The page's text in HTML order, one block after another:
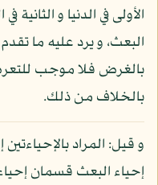
الأولى في الدنيا و الثانية
البعث، و يرد عليه ما تقدم
بالغرض فلا موجب
بالخلاف من ذلك.
و قيل: المراد
إحياء البعث قسمان